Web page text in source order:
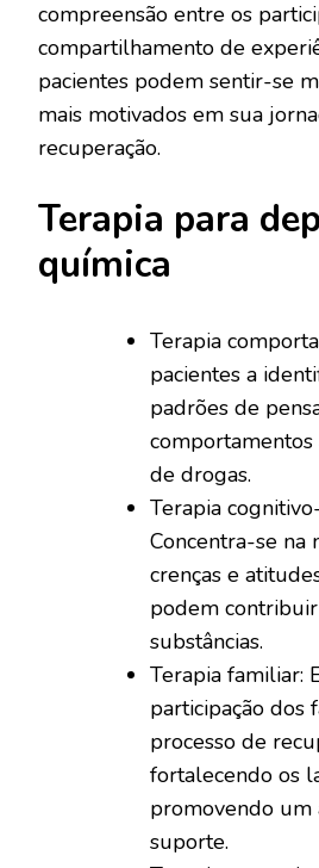
compreensão entre os
compartilhamento de
pacientes podem sentir-se
mais motivados em sua
recuperação.
Terapia para
química
Terapia
pacientes a
padrões de
comportamentos
de drogas.
Terapia
Concentra-se na
crenças e
podem
substâncias.
Terapia familiar:
participação dos
processo de
fortalecendo os
promovendo um
suporte.